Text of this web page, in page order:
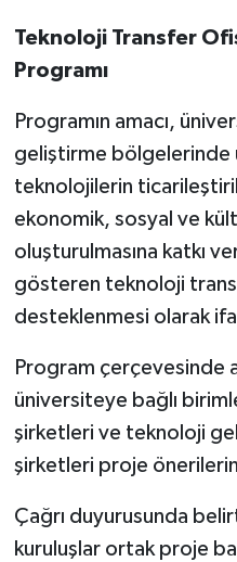
Teknoloji Transfer
Programı
Programın amacı,
geliştirme bölgelerinde
teknolojilerin
ekonomik, sosyal ve
oluşturulmasına katkı
gösteren teknoloji
desteklenmesi olarak
Program çerçevesinde
üniversiteye bağlı
şirketleri ve teknoloji
şirketleri proje
Çağrı duyurusunda
kuruluşlar ortak proje